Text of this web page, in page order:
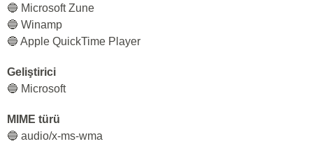
🔵 Microsoft Zune
🔵 Winamp
🔵 Apple QuickTime Player
Geliştirici
🔵 Microsoft
MIME türü
🔵 audio/x-ms-wma